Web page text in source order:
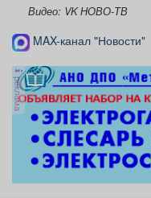
Видео: VK НОВО-ТВ
MAX-канал "Новости"
реклама